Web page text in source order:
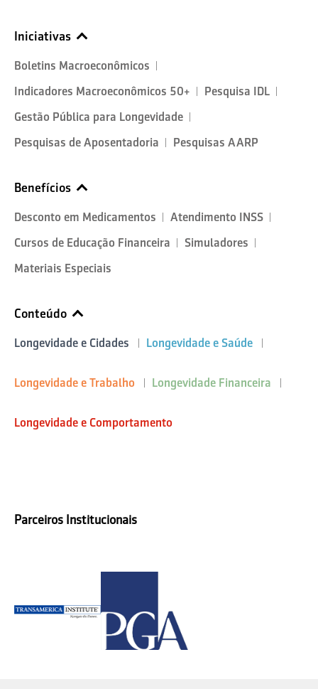
Iniciativas
Boletins Macroeconômicos
Indicadores Macroeconômicos 50+
Pesquisa IDL
Gestão Pública para Longevidade
Pesquisas de Aposentadoria
Pesquisas AARP
Benefícios
Desconto em Medicamentos
Atendimento INSS
Cursos de Educação Financeira
Simuladores
Materiais Especiais
Conteúdo
Longevidade e Cidades Longevidade e Saúde
Longevidade e Trabalho Longevidade Financeira
Longevidade e Comportamento
Parceiros Institucionais